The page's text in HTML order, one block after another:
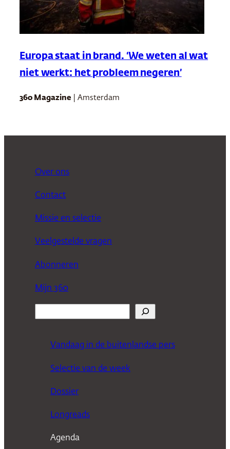
Europa staat in brand. ‘We weten al wat
niet werkt: het probleem negeren’
360 Magazine | Amsterdam
Over ons
Contact
Missie en selectie
Veelgestelde vragen
Abonneren
Mijn 360
Vandaag in de buitenlandse pers
Selectie van de week
Dossier
Longreads
Agenda